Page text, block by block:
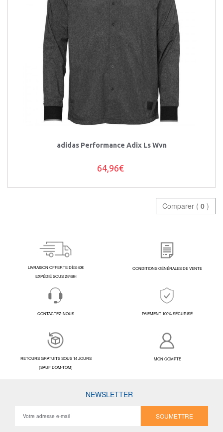
adidas Performance Adix Ls Wvn
64,96€
Comparer ( 0 )
LIVRAISON OFFERTE DÈS 40€
EXPÉDIÉ SOUS 24/48H
CONDITIONS GÉNÉRALES DE VENTE
CONTACTEZ-NOUS PAIEMENT 100% SÉCURISÉ
RETOURS GRATUITS SOUS 14 JOURS
(SAUF DOM-TOM)
MON COMPTE
NEWSLETTER
SOUMETTRE